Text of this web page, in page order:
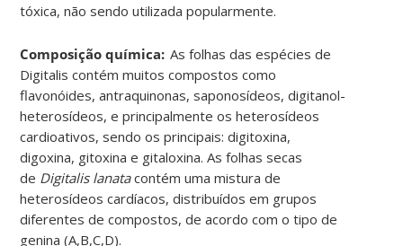
tóxica, não sendo utilizada popularmente.
Composição química: As folhas das espécies de
Digitalis contém muitos compostos como
flavonóides, antraquinonas, saponosídeos, digitanol-
heterosídeos, e principalmente os heterosídeos
cardioativos, sendo os principais: digitoxina,
digoxina, gitoxina e gitaloxina. As folhas secas
de Digitalis lanatacontém uma mistura de
heterosídeos cardíacos, distribuídos em grupos
diferentes de compostos, de acordo com o tipo de
genina (A,B,C,D).